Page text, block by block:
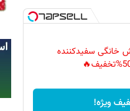
خانگی سفیدکننده
ویژه!